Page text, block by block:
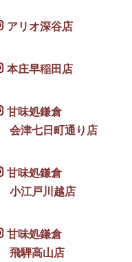
アリオ深谷店
本庄早稲田店
甘味処鎌倉
会津七日町通り店
甘味処鎌倉
小江戸川越店
甘味処鎌倉
飛騨高山店